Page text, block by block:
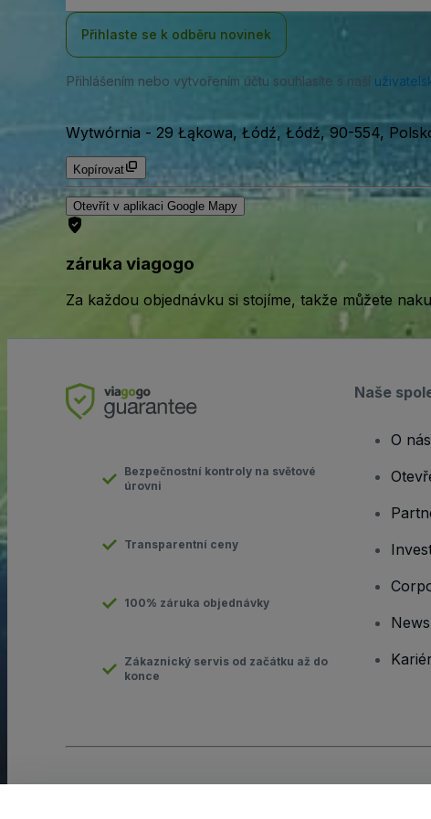
Přihlaste se k odběru novinek
Přihlášením nebo vytvořením účtu souhlasíte s naší
Wytwórnia - 29 Łąkowa, Łódź, Łódź, 90-554,
Kopírovat
Otevřít v aplikaci Google Mapy
záruka viagogo
Za každou objednávku si stojíme, takže můžete
Bezpečnostní kontroly na světové
úrovni
Transparentní ceny
100% záruka objednávky
Zákaznický servis od začátku až do
konce
Naše
O nás